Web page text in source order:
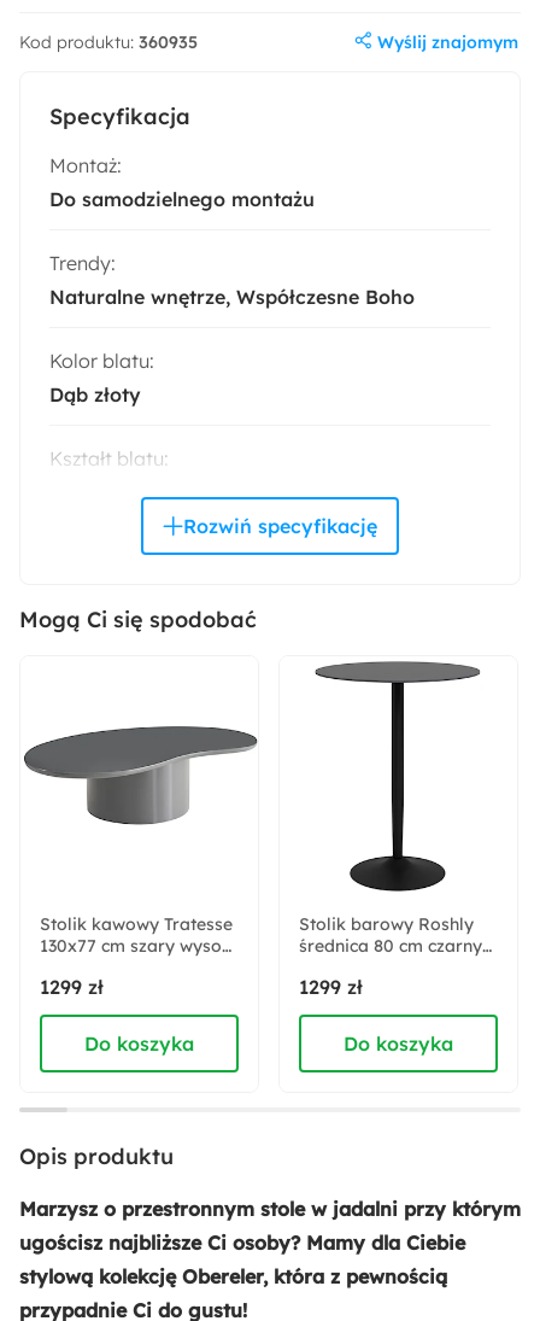
Specyfikacja
Montaż:
Do samodzielnego montażu
Trendy:
Naturalne wnętrze Współczesne Boho
Kolor blatu:
Dąb złoty
Kształt blatu:
Owalny
Wysokość:
Szerokość maksymalna:
250 cm
Styl:
Nowoczesny
Skandynawski
Kolor:
Biały Dąb złoty
Głębokość:
100 cm
Szerokość:
250 cm
Mogą Ci się spodobać
Stolik kawowy Tratesse
130x77 cm szary wysoki
1299 zł
Do koszyka
Stolik barowy Roshly
średnica 80 cm czarny
metalową podstawą
1299 zł
Do koszyka
Opis produktu
Marzysz o przestronnym stole w jadalni przy którym
ugościsz najbliższe Ci osoby? Mamy dla Ciebie
stylową kolekcję Obereler, która z pewnością
przypadnie Ci do gustu!
Kod produktu: 360935 Wyślij znajomym